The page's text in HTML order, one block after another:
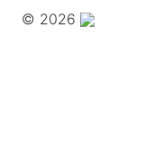
© 2026